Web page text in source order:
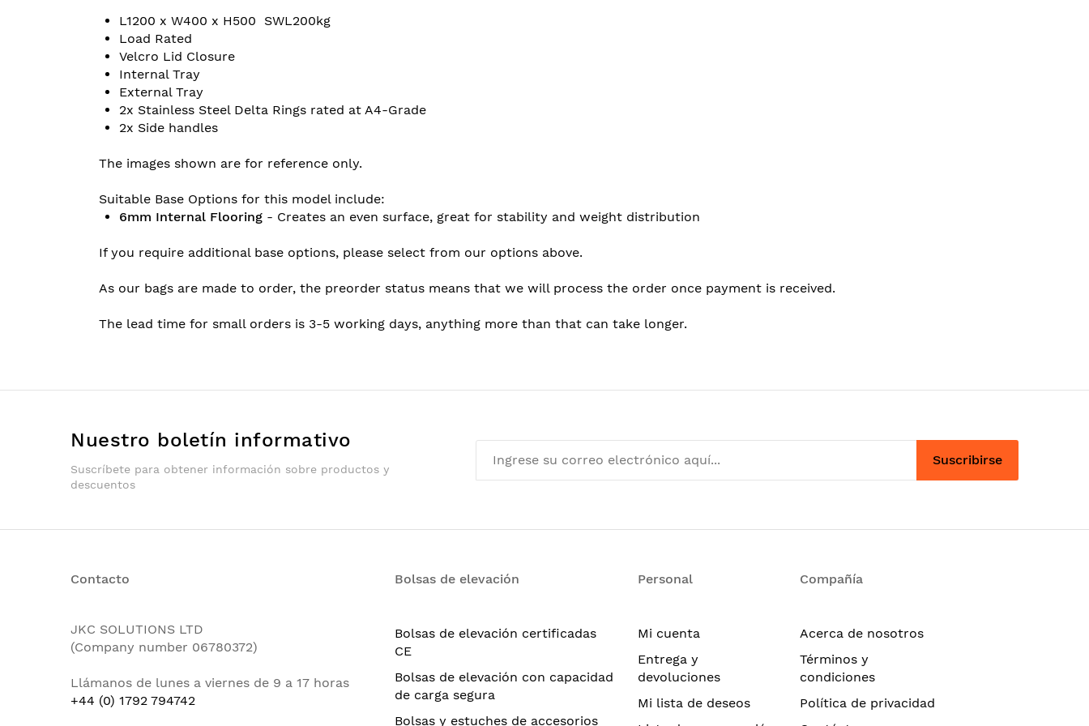
L1200 x W400 x H500 SWL200kg
Load Rated
Velcro Lid Closure
Internal Tray
External Tray
2x Stainless Steel Delta Rings rated at A4-Grade
2x Side handles
The images shown are for reference only.
Suitable Base Options for this model include:
6mm Internal Flooring - Creates an even surface, great for stability and weight distribution
If you require additional base options, please select from our options above.
As our bags are made to order, the preorder status means that we will process the order once payment is received.
The lead time for small orders is 3-5 working days, anything more than that can take longer.
Nuestro boletín informativo
Suscríbete para obtener información sobre productos y
descuentos
Suscribirse
Contacto
JKC SOLUTIONS LTD
(Company number 06780372)
Llámanos de lunes a viernes de 9 a 17 horas
+44 (0) 1792 794742
Bolsas de elevación
Bolsas de elevación certificadas
CE
Bolsas de elevación con capacidad
de carga segura
Bolsas y estuches de accesorios
Personal
Mi cuenta
Entrega y
devoluciones
Mi lista de deseos
Compañía
Acerca de nosotros
Términos y
condiciones
Política de privacidad